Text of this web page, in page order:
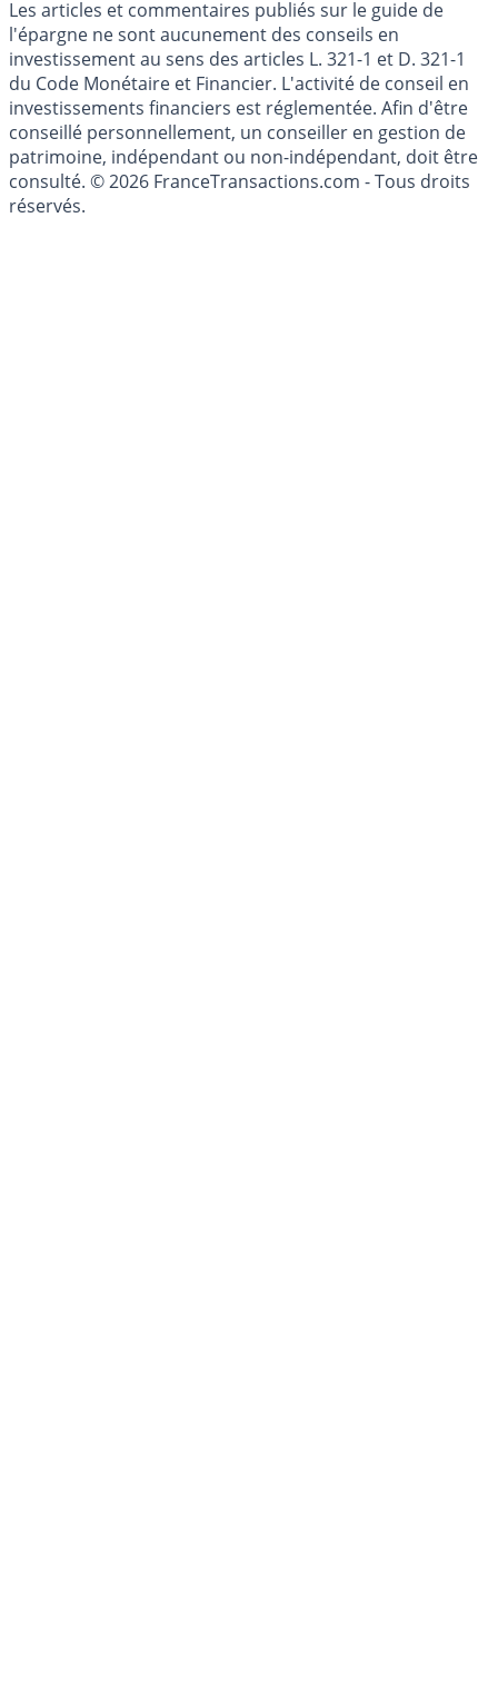
Les articles et commentaires publiés sur le guide de
l'épargne ne sont aucunement des conseils en
investissement au sens des articles L. 321-1 et D. 321-1
du Code Monétaire et Financier. L'activité de conseil en
investissements financiers est réglementée. Afin d'être
conseillé personnellement, un conseiller en gestion de
patrimoine, indépendant ou non-indépendant, doit être
consulté. © 2026 FranceTransactions.com - Tous droits